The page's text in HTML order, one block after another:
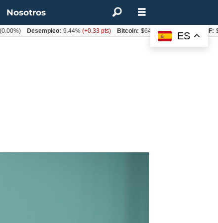
Nosotros
ES
Desempleo: 9.44%(+0.33 pts) Bitcoin: $64.600,08(+2.93%)